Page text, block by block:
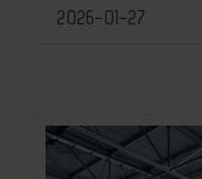
2026-01-27